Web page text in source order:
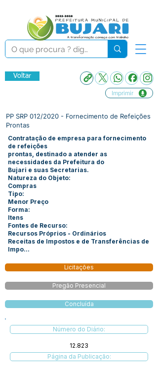
Voltar
Imprimir
PP SRP 012/2020 - Fornecimento de Refeições
Prontas
Contratação de empresa para fornecimento
de refeições
prontas, destinado a atender as
necessidades da Prefeitura do
Bujari e suas Secretarias.
Natureza do Objeto:
Compras
Tipo:
Menor Preço
Forma:
Itens
Fontes de Recurso:
Recursos Próprios - Ordinários
Receitas de Impostos e de Transferências de
Impo...
Licitações
Pregão Presencial
Concluída
Número do Diário:
12.823
Página da Publicação: